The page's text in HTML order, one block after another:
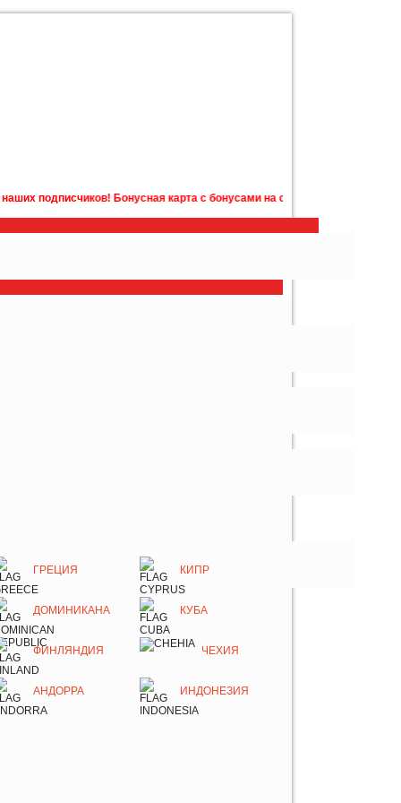
карта с бонусами на счету в подарок! Подробности у
ГРЕЦИЯ КИПР
ДОМИНИКАНА КУБА
ФИНЛЯНДИЯ ЧЕХИЯ
АНДОРРА ИНДОНЕЗИЯ